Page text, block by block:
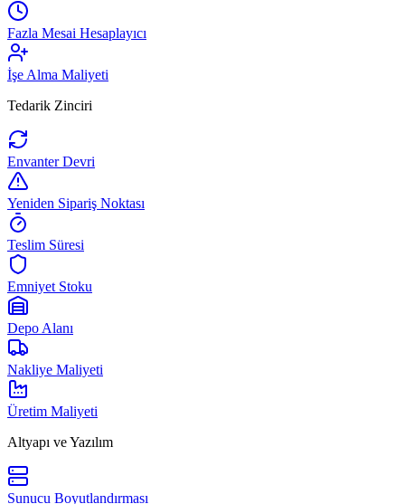
Fazla Mesai Hesaplayıcı
İşe Alma Maliyeti
Tedarik Zinciri
Envanter Devri
Yeniden Sipariş Noktası
Teslim Süresi
Emniyet Stoku
Depo Alanı
Nakliye Maliyeti
Üretim Maliyeti
Altyapı ve Yazılım
Sunucu Boyutlandırması